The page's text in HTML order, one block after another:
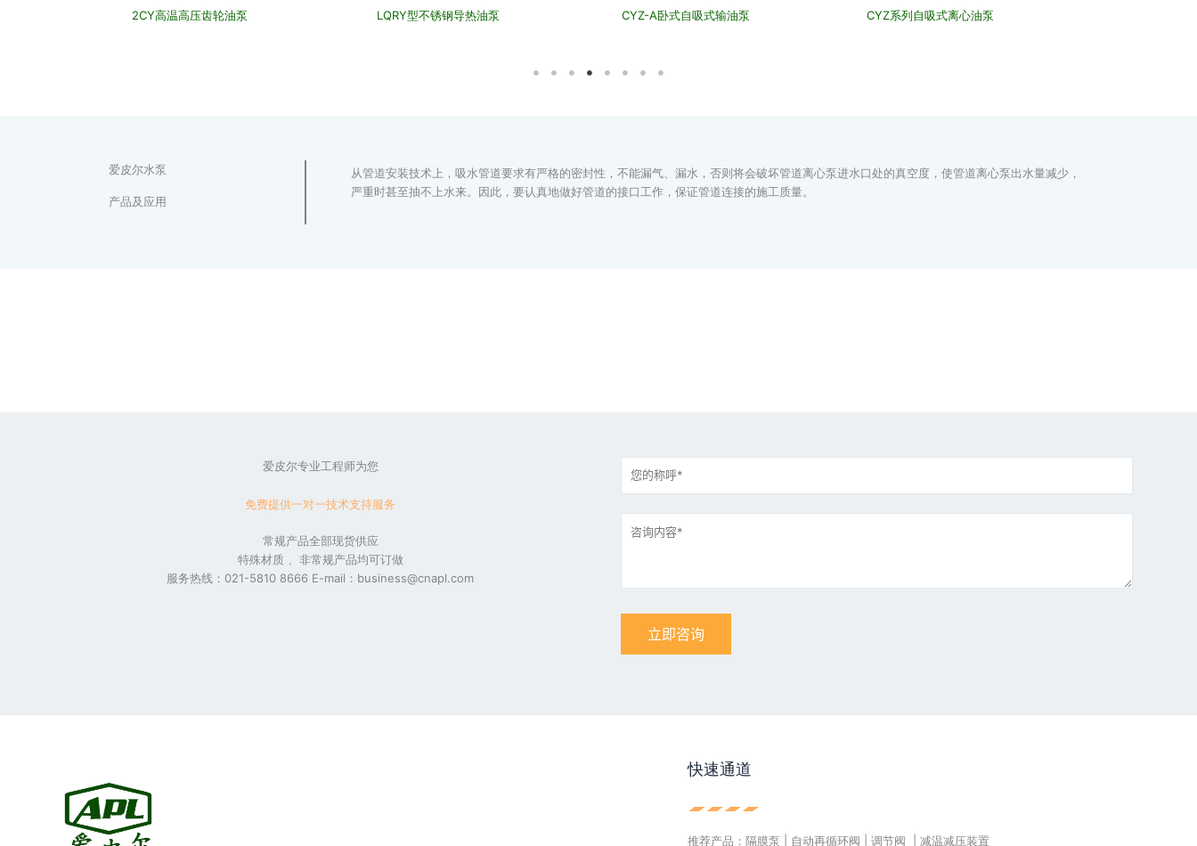
2CY高温高压齿轮油泵 LQRY型不锈钢导热油泵 CYZ-A卧式自吸式输油泵 CYZ系列自吸式离心油泵
爱皮尔水泵
产品及应用
从管道安装技术上，吸水管道要求有严格的密封性，不能漏气、漏水，否则将会破坏管道离心泵进水口处的真空度，使管道离心泵出水量减少，
严重时甚至抽不上水来。因此，要认真地做好管道的接口工作，保证管道连接的施工质量。
爱皮尔专业工程师为您
免费提供一对一技术支持服务
常规产品全部现货供应
特殊材质 、非常规产品均可订做
服务热线：021-5810 8666 E-mail：business@cnapl.com
快速通道
推荐产品：隔膜泵 | 自动再循环阀 | 调节阀 | 减温减压装置